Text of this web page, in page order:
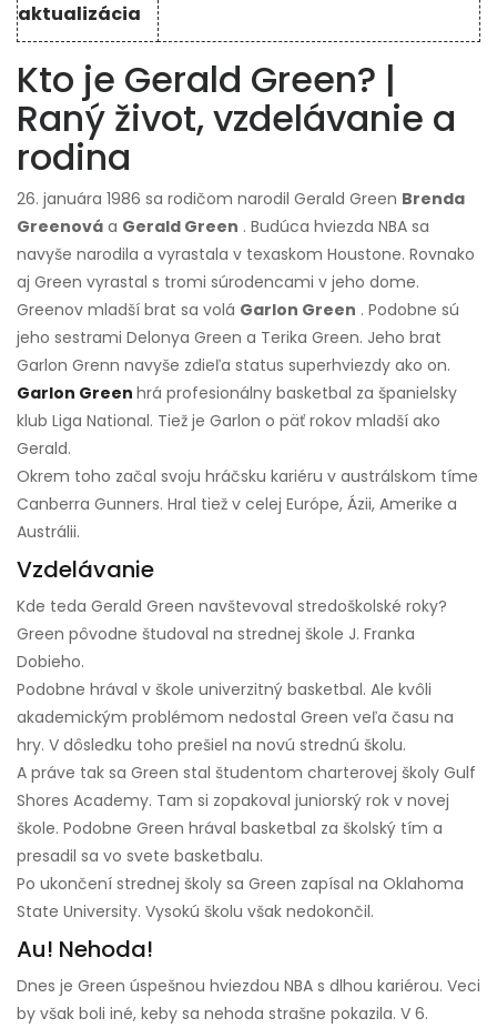
aktualizácia
Kto je Gerald Green? |
Raný život, vzdelávanie a
rodina
26. januára 1986 sa rodičom narodil Gerald Green Brenda
Greenová a Gerald Green . Budúca hviezda NBA sa
navyše narodila a vyrastala v texaskom Houstone. Rovnako
aj Green vyrastal s tromi súrodencami v jeho dome.
Greenov mladší brat sa volá Garlon Green . Podobne sú
jeho sestrami Delonya Green a Terika Green. Jeho brat
Garlon Grenn navyše zdieľa status superhviezdy ako on.
Garlon Green hrá profesionálny basketbal za španielsky
klub Liga National. Tiež je Garlon o päť rokov mladší ako
Gerald.
Okrem toho začal svoju hráčsku kariéru v austrálskom tíme
Canberra Gunners. Hral tiež v celej Európe, Ázii, Amerike a
Austrálii.
Vzdelávanie
Kde teda Gerald Green navštevoval stredoškolské roky?
Green pôvodne študoval na strednej škole J. Franka
Dobieho.
Podobne hrával v škole univerzitný basketbal. Ale kvôli
akademickým problémom nedostal Green veľa času na
hry. V dôsledku toho prešiel na novú strednú školu.
A práve tak sa Green stal študentom charterovej školy Gulf
Shores Academy. Tam si zopakoval juniorský rok v novej
škole. Podobne Green hrával basketbal za školský tím a
presadil sa vo svete basketbalu.
Po ukončení strednej školy sa Green zapísal na Oklahoma
State University. Vysokú školu však nedokončil.
Au! Nehoda!
Dnes je Green úspešnou hviezdou NBA s dlhou kariérou. Veci
by však boli iné, keby sa nehoda strašne pokazila. V 6.